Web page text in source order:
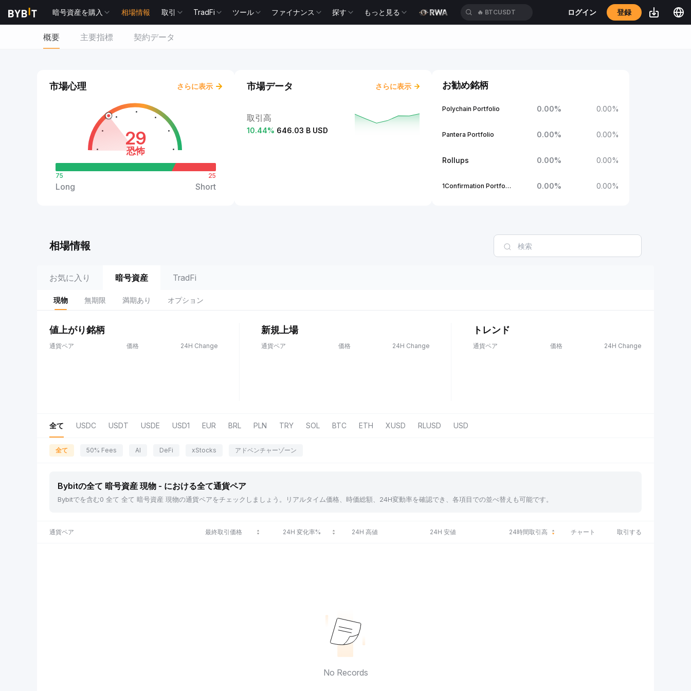
暗号資産を購入 相場情報 取引 TradFi ツール ファイナンス 探す もっと見る 🔥 BTCUSDT ログイン 登録
概要 主要指標 契約データ
市場心理 さらに表示
29
恐怖
75
Long
25
Short
市場データ さらに表示
取引高
10.44% 646.03 B USD
お勧め銘柄
Polychain Portfolio 0.00% 0.00%
Pantera Portfolio 0.00% 0.00%
Rollups 0.00% 0.00%
1Confirmation Portfolio 0.00% 0.00%
相場情報
お気に入り 暗号資産 TradFi
現物 無期限 満期あり オプション
値上がり銘柄
通貨ペア 価格 24H Change
新規上場
通貨ペア 価格 24H Change
トレンド
通貨ペア 価格 24H Change
全て USDC USDT USDE USD1 EUR BRL PLN TRY SOL BTC ETH XUSD RLUSD USD
全て 50% Fees AI DeFi xStocks アドベンチャーゾーン
Bybitの全て 暗号資産 現物 - における全て通貨ペア
Bybitでを含む0 全て 全て 暗号資産 現物の通貨ペアをチェックしましょう。リアルタイム価格、時価総額、24H変動率を確認でき、各項目での並べ替えも可能です。
通貨ペア 最終取引価格 24H 変化率% 24H 高値 24H 安値 24時間取引高 チャート 取引する
No Records